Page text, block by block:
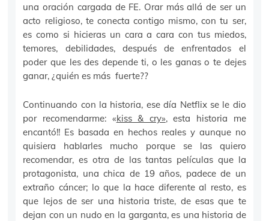
una oración cargada de FE. Orar más allá de ser un
acto religioso, te conecta contigo mismo, con tu ser,
es como si hicieras un cara a cara con tus miedos,
temores, debilidades, después de enfrentados el
poder que les des depende ti, o les ganas o te dejes
ganar, ¿quién es más fuerte??
Continuando con la historia, ese día Netflix se le dio
por recomendarme: «kiss & cry», esta historia me
encantó!! Es basada en hechos reales y aunque no
quisiera hablarles mucho porque se las quiero
recomendar, es otra de las tantas películas que la
protagonista, una chica de 19 años, padece de un
extraño cáncer; lo que la hace diferente al resto, es
que lejos de ser una historia triste, de esas que te
dejan con un nudo en la garganta, es una historia de